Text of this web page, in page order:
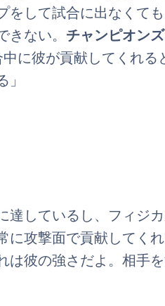
をして試合に出なくて
ない。 チャンピオン
に彼が貢献してくれる
達しているし、フィジ
攻撃面で貢献してくれ
は彼の強さだよ。相手